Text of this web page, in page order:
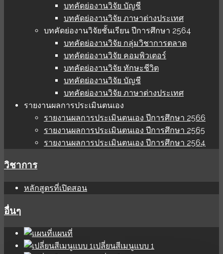
บทคัดย่องานวิจัย บัญชี
บทคัดย่องานวิจัย ภาษาต่างประเทศ
บทคัดย่องานวิจัยชั้นเรียน ปีการศึกษา 2564
บทคัดย่องานวิจัย กลุ่มวิชาการตลาด
บทคัดย่องานวิจัย คอมพิวเตอร์
บทคัดย่องานวิจัย ทักษะชีวิต
บทคัดย่องานวิจัย บัญชี
บทคัดย่องานวิจัย ภาษาต่างประเทศ
รายงานผลการประเมินตนเอง
รายงานผลการประเมินตนเอง ปีการศึกษา 2566
รายงานผลการประเมินตนเอง ปีการศึกษา 2565
รายงานผลการประเมินตนเอง ปีการศึกษา 2564
วิชาการ
หลักสูตรที่เปิดสอน
อื่นๆ
แผนที่
เปลี่ยนสีเมนูแบบ 1